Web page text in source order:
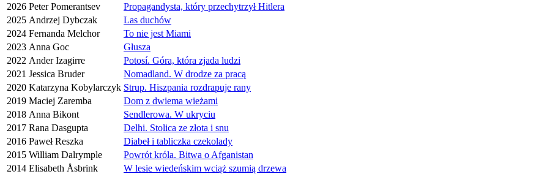
2026 Peter Pomerantsev
Propagandysta, który przechytrzył Hitlera
2025 Andrzej Dybczak
Las duchów
2024 Fernanda Melchor
To nie jest Miami
2023 Anna Goc
Głusza
2022 Ander Izagirre
Potosí. Góra, która zjada ludzi
2021 Jessica Bruder
Nomadland. W drodze za pracą
2020 Katarzyna Kobylarczyk Strup. Hiszpania rozdrapuje rany
2019 Maciej Zaremba
Dom z dwiema wieżami
2018 Anna Bikont
Sendlerowa. W ukryciu
2017 Rana Dasgupta
Delhi. Stolica ze złota i snu
2016 Paweł Reszka
Diabeł i tabliczka czekolady
2015 William Dalrymple
Powrót króla. Bitwa o Afganistan
2014 Elisabeth Åsbrink
W lesie wiedeńskim wciąż szumią drzewa